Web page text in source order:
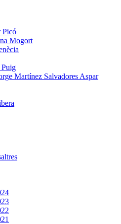
Picó
Mogort
Puig
Martínez Salvadores Aspar